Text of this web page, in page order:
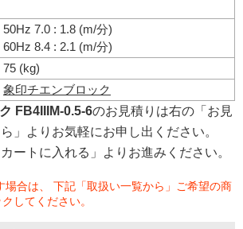
50Hz 7.0 : 1.8 (m/分)
60Hz 8.4 : 2.1 (m/分)
75 (kg)
象印チエンブロック
FB4IIIM-0.5-6のお見積りは右の「お見
」よりお気軽にお申し出ください。
ートに入れる」よりお進みください。
場合は、 下記「取扱い一覧から」ご希望の商
してください。